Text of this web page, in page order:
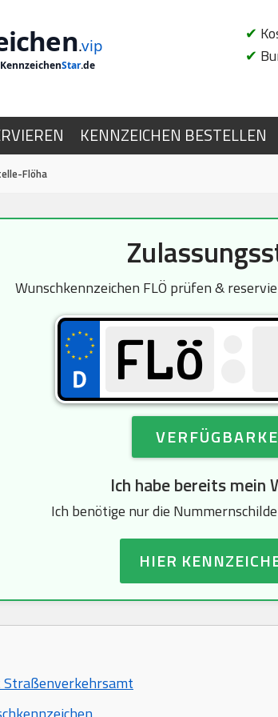
.vip
KennzeichenStar.de
✔
✔
KENNZEICHEN BESTELLEN
Flöha
Wunschkennzeichen FLÖ prüfen &
Ich habe bereits mein
Ich benötige nur die
HIER